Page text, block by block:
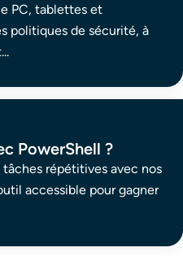
PC, tablettes et
politiques de sécurité, à
PowerShell ?
répétitives avec nos
accessible pour gagner